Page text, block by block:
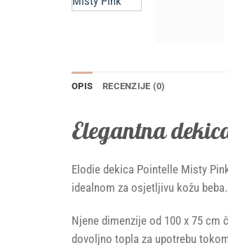
OPIS RECENZIJE (0)
Elegantna
Elodie dekica Pointelle Misty
idealnom za osjetljivu kožu
Njene dimenzije od 100 x 75
dovoljno topla za upotrebu